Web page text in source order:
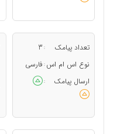
تعداد پیامک :
3
نوع اس ام اس : فارسی
ارسال پیامک
: